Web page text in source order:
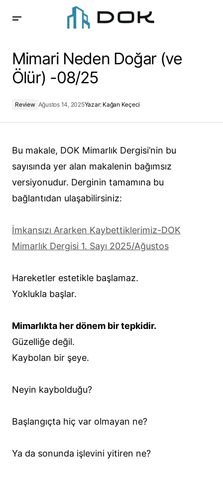
Mimari Neden Doğar (ve
Ölür) -08/25
Review Ağustos 14, 2025Yazar: Kağan Keçeci
Bu makale, DOK Mimarlık Dergisi’nin bu
sayısında yer alan makalenin bağımsız
versiyonudur. Derginin tamamına bu
bağlantıdan ulaşabilirsiniz:
İmkansızı Ararken Kaybettiklerimiz-DOK
Mimarlık Dergisi 1. Sayı 2025/Ağustos
Hareketler estetikle başlamaz.
Yoklukla başlar.
Mimarlıkta her dönem bir tepkidir.
Güzelliğe değil.
Kaybolan bir şeye.
Neyin kaybolduğu?
Başlangıçta hiç var olmayan ne?
Ya da sonunda işlevini yitiren ne?